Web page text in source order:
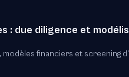
: due diligence et
modèles financiers et screening